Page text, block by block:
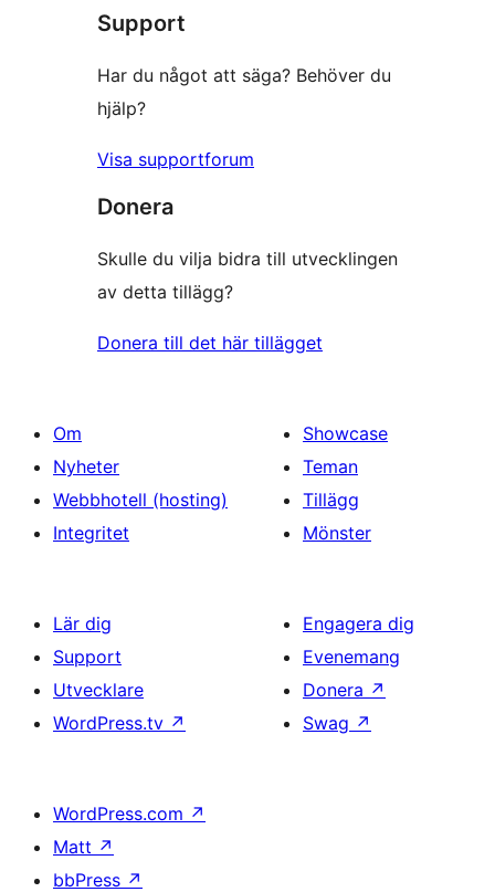
recension
Support
Har du något att säga? Behöver du
hjälp?
Visa supportforum
Donera
Skulle du vilja bidra till utvecklingen
av detta tillägg?
Donera till det här tillägget
Om
Nyheter
Webbhotell (hosting)
Integritet
Showcase
Teman
Tillägg
Mönster
Lär dig
Support
Utvecklare
WordPress.tv ↗
Engagera dig
Evenemang
Donera ↗
Swag ↗
WordPress.com ↗
Matt ↗
bbPress ↗